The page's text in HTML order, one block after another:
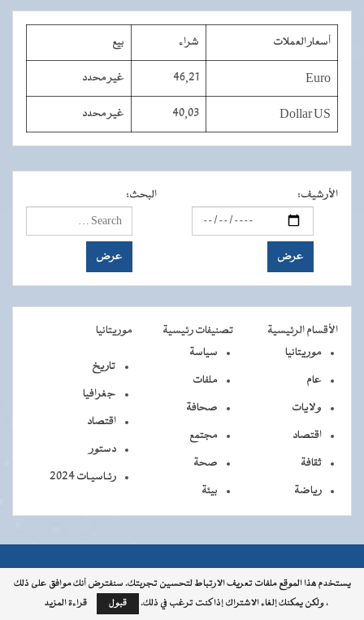
أسعار العملات شراء بيع
Euro
46,21 غير محدد
Dollar US
40,03 غير محدد
الأرشيف: البحث:
الأقسام الرئيسية تصنيفات رئيسية
موريتانيا
موريتانيا
عام
ولايات
اقتصاد
ثقافة
رياضة
سياسة
ملفات
صحافة
مجتمع
صحة
بيئة
تاريخ
جغرافيا
اقتصاد
دستور
رئـاسيـات 2024
جميــــع جميع الحقوق محفوظة © 2026 - الوكالة الموريتانية للأنباء
يستخدم هذا الموقع ملفات تعريف الارتباط لتحسين تجربتك. سنفترض أنك موافق على ذلك
، ولكن يمكنك إلغاء الاشتراك إذا كنت ترغب في ذلك.
قبول قراءة المزيد